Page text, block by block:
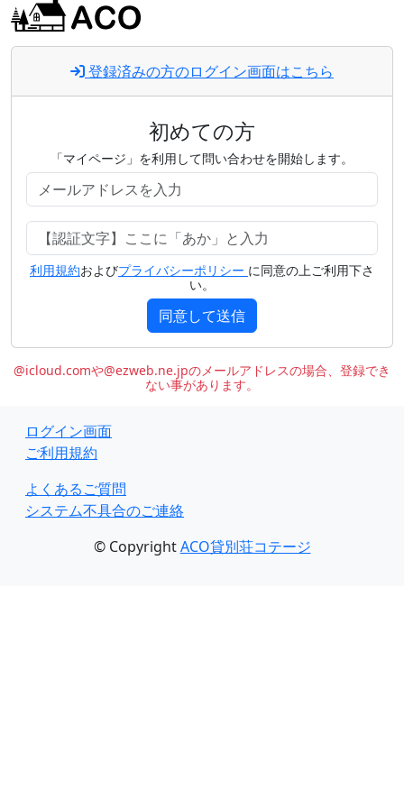
登録済みの方のログイン画面はこちら
初めての方
「マイページ」を利用して問い合わせを開始します。
利用規約およびプライバシーポリシー に同意の上ご利用下さ
い。
同意して送信
@icloud.comや@ezweb.ne.jpのメールアドレスの場合、登録でき
ない事があります。
ログイン画面
ご利用規約
よくあるご質問
システム不具合のご連絡
© CopyrightACO貸別荘コテージ